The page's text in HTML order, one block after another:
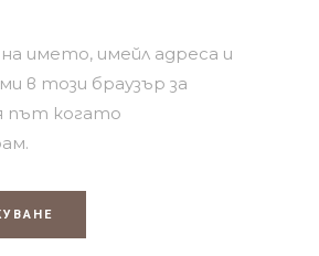
на името, имейл адреса и
в този браузър за
път когато